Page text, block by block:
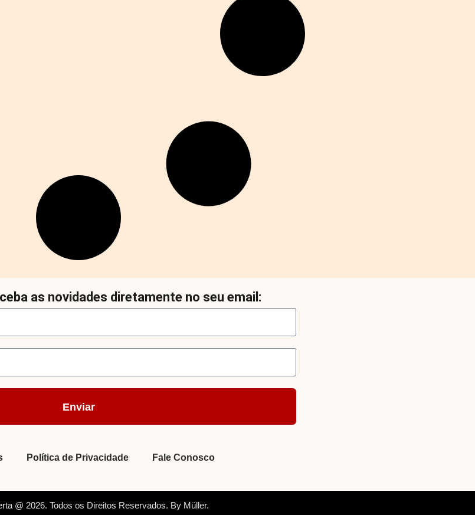
as novidades diretamente no seu email:
Enviar
Política de Privacidade Fale Conosco
@ 2026. Todos os Direitos Reservados. By Müller.